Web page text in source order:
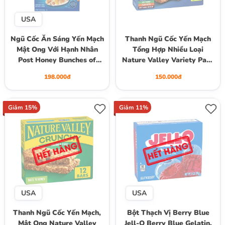
USA
Ngũ Cốc Ăn Sáng Yến Mạch
Mật Ong Với Hạnh Nhân
Post Honey Bunches of
Breakfast Cereal with
Granola Clusters, Hộp 340g
198.000đ
Thanh Ngũ Cốc Yến Mạch
Tổng Hợp Nhiều Loại
Nature Valley Variety Pack
12 Thanh (6 Gói) , 253g
(8.94 Oz.)
150.000đ
Giảm 15%
USA
Thanh Ngũ Cốc Yến Mạch,
Giảm 11%
USA
Bột Thạch Vị Berry Blue